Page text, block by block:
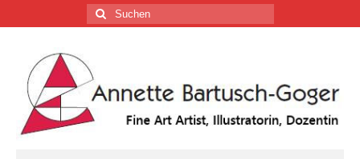
Suchen
nach: